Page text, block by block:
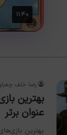
رضا خلف
عنوان برتر
بهترین